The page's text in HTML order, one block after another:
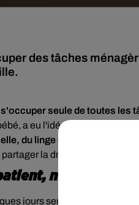
des tâches
s'occuper seule de toutes les
a eu l'idée de faire une
du linge ou encore du
la drôle d'expérience
mais
jours seulement, celle qui